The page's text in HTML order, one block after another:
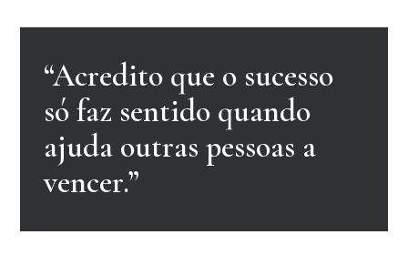
“Acredito que o sucesso
só faz sentido quando
ajuda outras pessoas a
vencer.”